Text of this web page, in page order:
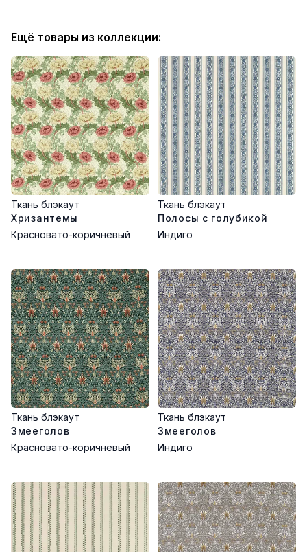
Ещё товары из коллекции:
Ткань блэкаут
Хризантемы
Красновато-коричневый
Ткань блэкаут
Полосы с голубикой
Индиго
Ткань блэкаут
Змееголов
Красновато-коричневый
Ткань блэкаут
Змееголов
Индиго